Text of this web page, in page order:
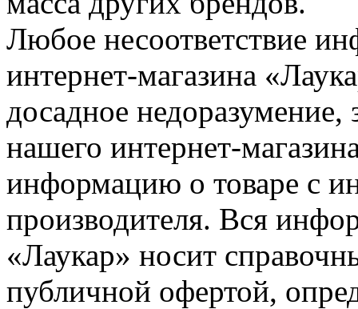
Любое несоответствие
интернет-магазина
досадное недоразумение,
нашего интернет-
информацию о товаре с
производителя. Вся
«Лаукар» носит
публичной офертой,